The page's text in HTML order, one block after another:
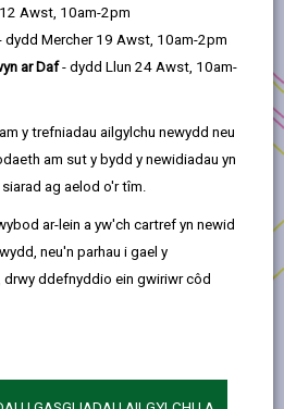
Awst, 10am-2pm
dydd Mercher 19 Awst, 10am-2pm
ar Daf- dydd Llun 24 Awst, 10am-
y trefniadau ailgylchu newydd neu
am sut y bydd y newidiadau yn
ag aelod o'r tîm.
ar-lein a yw'ch cartref yn newid
neu'n parhau i gael y
ddefnyddio ein gwiriwr côd
hyd yn hyn
ymlaen
datblygu